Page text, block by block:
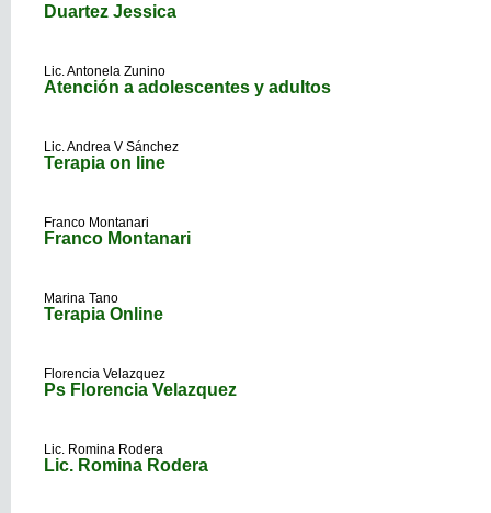
Duartez Jessica
Lic. Antonela Zunino
Atención a adolescentes y adultos
Lic. Andrea V Sánchez
Terapia on line
Franco Montanari
Franco Montanari
Marina Tano
Terapia Online
Florencia Velazquez
Ps Florencia Velazquez
Lic. Romina Rodera
Lic. Romina Rodera